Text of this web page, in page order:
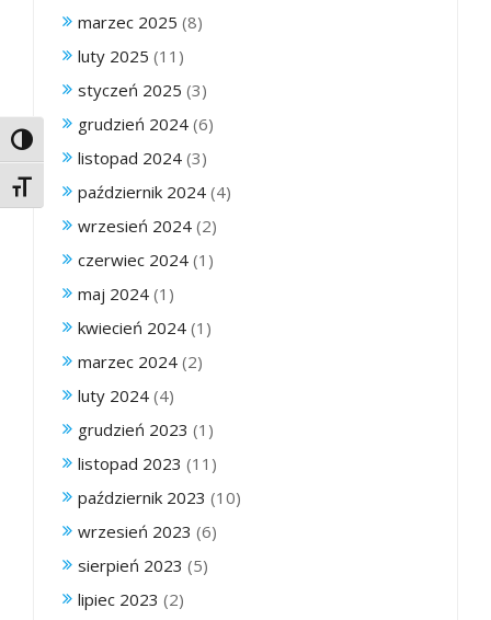
Toggle High Contrast
Toggle Font size
marzec 2025 (8)
luty 2025 (11)
styczeń 2025 (3)
grudzień 2024 (6)
listopad 2024 (3)
październik 2024 (4)
wrzesień 2024 (2)
czerwiec 2024 (1)
maj 2024 (1)
kwiecień 2024 (1)
marzec 2024 (2)
luty 2024 (4)
grudzień 2023 (1)
listopad 2023 (11)
październik 2023 (10)
wrzesień 2023 (6)
sierpień 2023 (5)
lipiec 2023 (2)